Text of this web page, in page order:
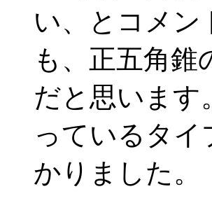
い、とコメン
も、正五角
だと思います
っているタ
かりました。